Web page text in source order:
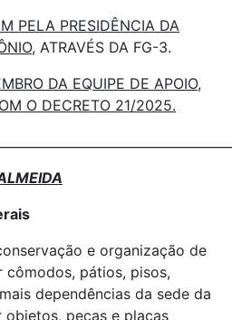
PELA PRESIDÊNCIA DA
, ATRAVÉS DA FG-3.
DA EQUIPE DE APOIO,
O DECRETO 21/2025.
e organização de
cômodos, pátios, pisos,
dependências da sede da
objetos, peças e placas